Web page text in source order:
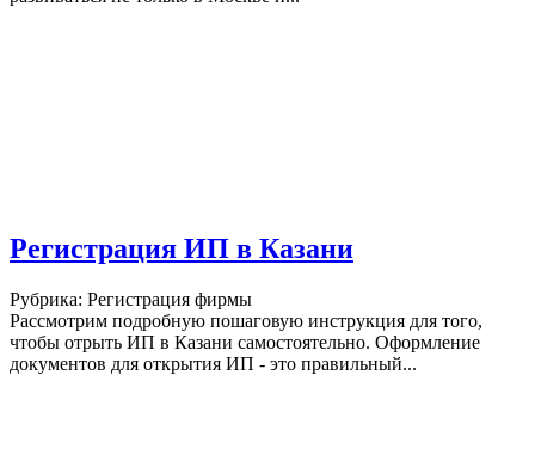
Регистрация ИП в Казани
Рубрика: Регистрация фирмы
Рассмотрим подробную пошаговую инструкция для того,
чтобы отрыть ИП в Казани самостоятельно. Оформление
документов для открытия ИП - это правильный...